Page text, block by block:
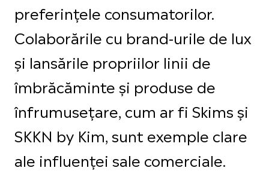
preferințele consumatorilor.
Colaborările cu brand-urile de lux
și lansările propriilor linii de
îmbrăcăminte și produse de
înfrumusețare, cum ar fi Skims și
SKKN by Kim, sunt exemple clare
ale influenței sale comerciale.